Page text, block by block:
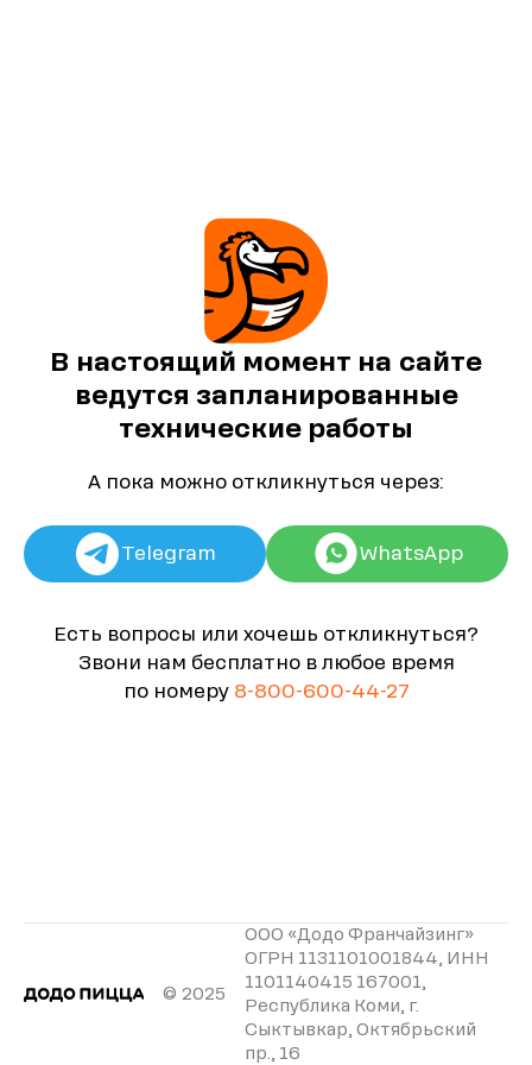
В настоящий момент на сайте
ведутся запланированные
технические работы
А пока можно откликнуться через:
Telegram WhatsApp
Есть вопросы или хочешь откликнуться?
Звони нам бесплатно в любое время
по номеру 8-800-600-44-27
© 2025
ООО «Додо Франчайзинг»
ОГРН 1131101001844, ИНН
1101140415 167001,
Республика Коми, г.
Сыктывкар, Октябрьский
пр., 16